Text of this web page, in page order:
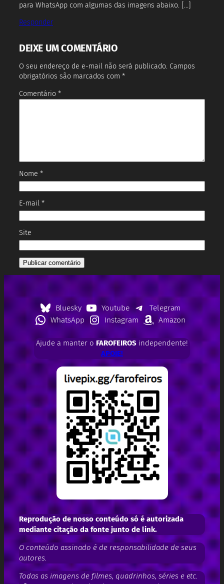
para WhatsApp com algumas das imagens abaixo. […]
Responder
DEIXE UM COMENTÁRIO
O seu endereço de e-mail não será publicado. Campos
obrigatórios são marcados com *
Comentário *
Nome *
E-mail *
Site
Bluesky Youtube
Telegram
WhatsApp
Instagram Amazon
Ajude a manter o FAROFEIROSindependente!
APOIE!
Reprodução de nosso conteúdo só é autorizada
mediante citação da fonte junto de link.
O conteúdo assinado é de responsabilidade de seus
autores.
Todas as imagens de filmes, quadrinhos, séries e etc.